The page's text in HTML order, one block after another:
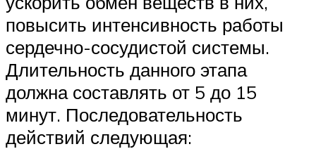
повысить интенсивность работы
сердечно-сосудистой системы.
Длительность данного этапа
должна составлять от 5 до 15
минут. Последовательность
действий следующая: